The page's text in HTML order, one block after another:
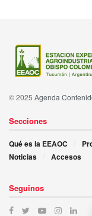
© 2025 Agenda
Secciones
Qué es la EEAOC
Noticias
Accesos
Seguinos